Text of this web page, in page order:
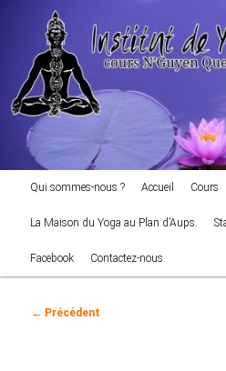
principal
Institut de Yoga
cours NGuyen Que
Qui sommes-nous ? Accueil Cours
La Maison du Yoga au Plan d’Aups.
Facebook Contactez-nous.
Navigation
← Précédent